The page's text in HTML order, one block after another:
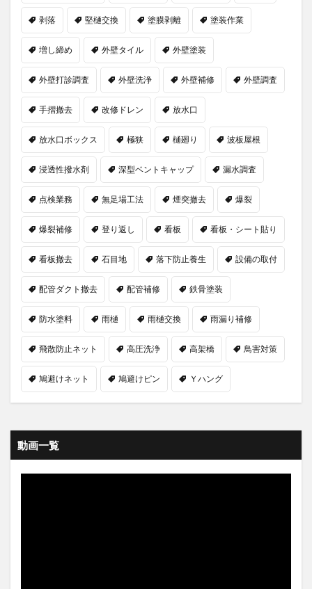
剥落 堅樋交換 塗膜剥離 塗装作業
増し締め 外壁タイル 外壁塗装
外壁打診調査 外壁洗浄 外壁補修 外壁調査
手摺撤去 改修ドレン 放水口
放水口ボックス 極狭 樋廻り 波板屋根
浸透性撥水剤 深型ベントキャップ 漏水調査
点検業務 無足場工法 煙突撤去 爆裂
爆裂補修 登り返し 看板 看板・シート貼り
看板撤去 石目地 落下防止養生 設備の取付
配管ダクト撤去 配管補修 鉄骨塗装
防水塗料 雨樋 雨樋交換 雨漏り補修
飛散防止ネット 高圧洗浄 高架橋 鳥害対策
鳩避けネット 鳩避けピン Ｙハング
動画一覧
動